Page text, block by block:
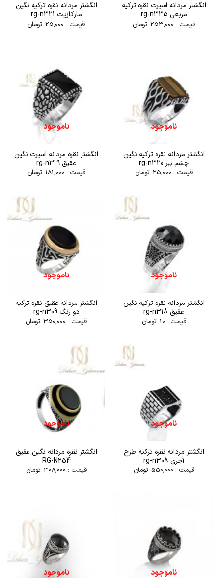
انگشتر مردانه اسپرت نقره ترکیه
مربعی rg-n335
قیمت : 253,000 تومان
انگشتر مردانه نقره ترکیه نگین
مارکازیت rg-n321
قیمت : 25,000 تومان
ناموجود
انگشتر مردانه نقره ترکیه نگین
چشم ببر rg-n320
قیمت : 25,000 تومان
ناموجود
انگشتر نقره مردانه اسپرت نگین
عقیق rg-n319
قیمت : 181,000 تومان
ناموجود
انگشتر مردانه نقره ترکیه نگین
عقیق rg-n318
قیمت : 10 تومان
ناموجود
انگشتر مردانه عقیق نقره ترکیه
دو رنگ rg-n309
قیمت : 350,000 تومان
ناموجود
انگشتر مردانه نقره ترکیه طرح
آجری rg-n308
قیمت : 550,000 تومان
ناموجود
انگشتر نقره مردانه نگين عقيق
RG-N254
قیمت : 308,000 تومان
ناموجود ناموجود